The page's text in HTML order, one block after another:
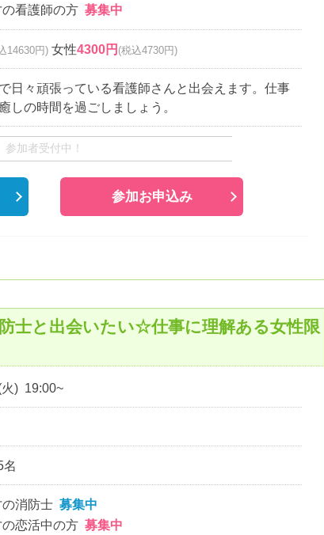
看護師の方 募集中
14630円) 女性4300円 (税込4730円)
日々頑張っている看護師さんと出会えます。仕事
しの時間を過ごしましょう。
参加者受付中！
参加お申込み
防士と出会いたい☆仕事に理解ある女性限
) 19:00~
名
消防士 募集中
恋活中の方 募集中